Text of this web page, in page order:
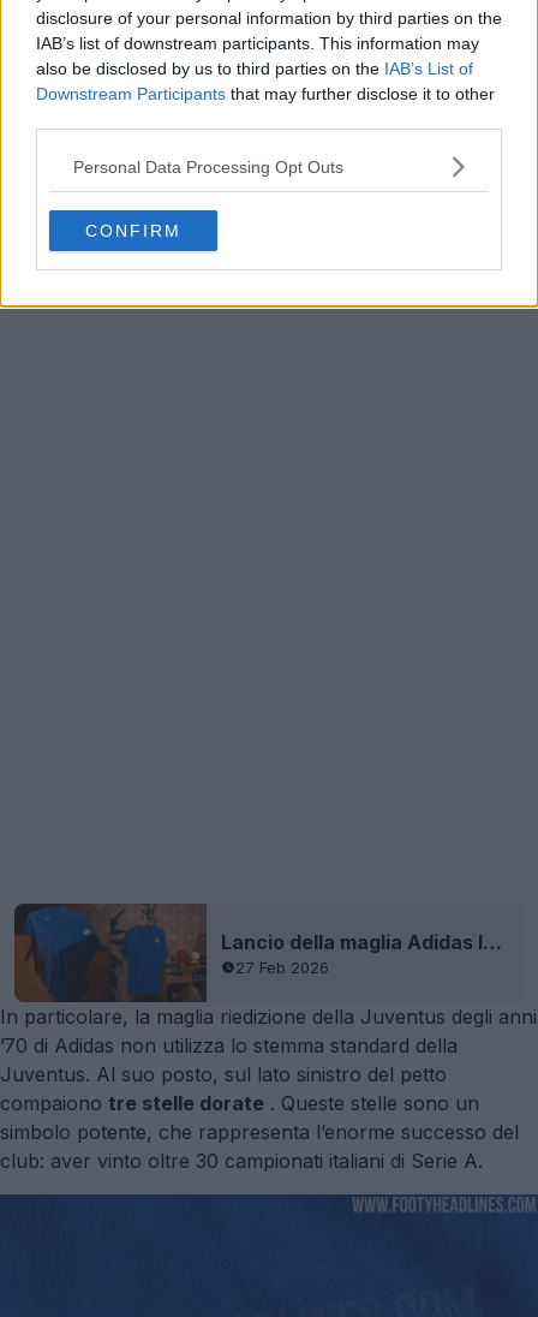
disclosure of your personal information by third parties on the
IAB’s list of downstream participants. This information may
also be disclosed by us to third parties on the IAB’s List of
Downstream Participants that may further disclose it to other
Personal Data Processing Opt Outs
CONFIRM
Lancio della maglia Adidas Italia anni '70
27 Feb 2026
In particolare, la maglia riedizione della Juventus degli anni
’70 di Adidas non utilizza lo stemma standard della
Juventus. Al suo posto, sul lato sinistro del petto
compaiono tre stelle dorate . Queste stelle sono un
simbolo potente, che rappresenta l’enorme successo del
club: aver vinto oltre 30 campionati italiani di Serie A.